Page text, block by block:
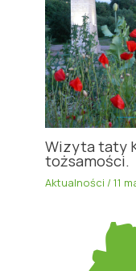
Wizyta taty
tożsamości.
Aktualności /11